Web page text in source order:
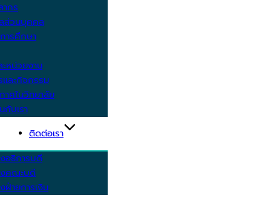
กร
ส่วนบุคคล
ารศึกษา
หน่วยงาน
และกิจกรรม
าศในวิทยาลัย
กับเรา
ติดต่อเรา
อธิการบดี
คณะบดี
ฝ่ายการเงิน